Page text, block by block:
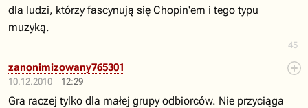
45
dla ludzi, którzy fascynują się Chopin'em i tego typu
muzyką.
10.12.2010 12:29
zanonimizowany765301
Gra raczej tylko dla małej grupy odbiorców. Nie przyciąga